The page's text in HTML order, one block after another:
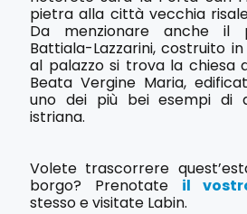
pietra alla città vecchia
Da menzionare anche il
Battiala-Lazzarini, costruito
al palazzo si trova la chiesa
Beata Vergine Maria,
uno dei più bei esempi di
istriana.
Volete trascorrere
borgo? Prenotate il
stesso e visitate Labin.